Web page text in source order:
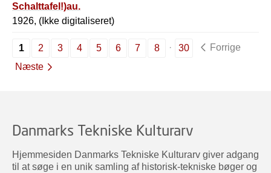
Schalttafel!)au.
1926, (Ikke digitaliseret)
1 2 3 4 5 6 7 8 30
Forrige
Næste
Danmarks Tekniske Kulturarv
Hjemmesiden Danmarks Tekniske Kulturarv giver adgang
til at søge i en unik samling af historisk-tekniske bøger og